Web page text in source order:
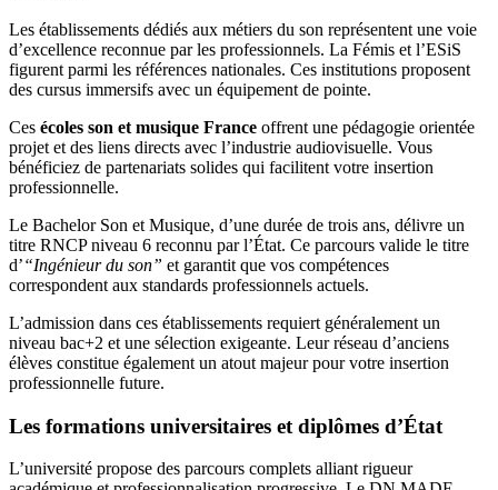
Les établissements dédiés aux métiers du son représentent une voie
d’excellence reconnue par les professionnels. La Fémis et l’ESiS
figurent parmi les références nationales. Ces institutions proposent
des cursus immersifs avec un équipement de pointe.
Ces écoles son et musique France offrent une pédagogie orientée
projet et des liens directs avec l’industrie audiovisuelle. Vous
bénéficiez de partenariats solides qui facilitent votre insertion
professionnelle.
Le Bachelor Son et Musique, d’une durée de trois ans, délivre un
titre RNCP niveau 6 reconnu par l’État. Ce parcours valide le titre
d’“Ingénieur du son” et garantit que vos compétences
correspondent aux standards professionnels actuels.
L’admission dans ces établissements requiert généralement un
niveau bac+2 et une sélection exigeante. Leur réseau d’anciens
élèves constitue également un atout majeur pour votre insertion
professionnelle future.
Les formations universitaires et diplômes d’État
L’université propose des parcours complets alliant rigueur